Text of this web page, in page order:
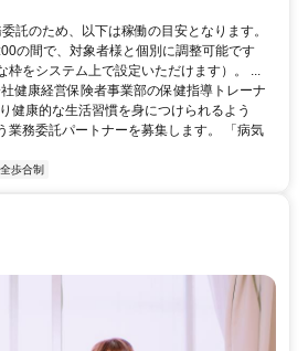
から、頑張った分だけ手応えのある収入
安心の在宅ワークを始めませんか？
託のため、以下は稼働の目安となります。
の間で、対象者様と個別に調整可能です
枠をシステム上で設定いただけます）。 ...
健康経営保険者事業部の保健指導トレーナ
健康的な生活習慣を身につけられるよう
業務委託パートナーを募集します。 「病気
歩合制